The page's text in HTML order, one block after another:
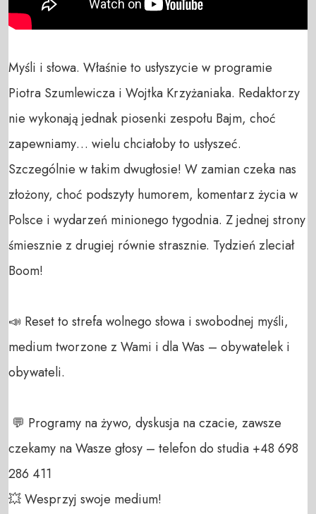
Myśli i słowa. Właśnie to usłyszycie w programie
Piotra Szumlewicza i Wojtka Krzyżaniaka. Redaktorzy
nie wykonają jednak piosenki zespołu Bajm, choć
zapewniamy… wielu chciałoby to usłyszeć.
Szczególnie w takim dwugłosie! W zamian czeka nas
złożony, choć podszyty humorem, komentarz życia w
Polsce i wydarzeń minionego tygodnia. Z jednej strony
śmiesznie z drugiej równie strasznie. Tydzień zleciał
Boom!
📣 Reset to strefa wolnego słowa i swobodnej myśli,
medium tworzone z Wami i dla Was – obywatelek i
obywateli.
czekamy na Wasze głosy – telefon do studia +48 698
286 411
💥 Wesprzyj swoje medium!